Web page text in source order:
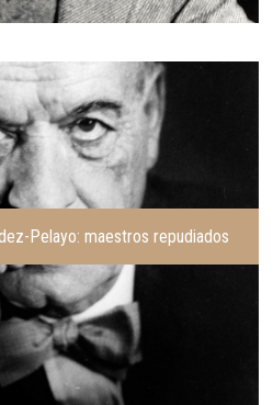
Pelayo: maestros repudiados